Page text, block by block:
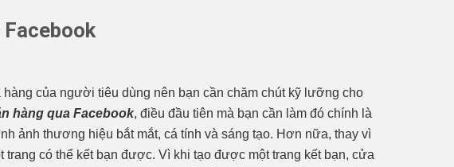
Facebook
của người tiêu dùng nên bạn cần chăm chút kỹ lưỡng cho
hàng qua Facebook, điều đầu tiên mà bạn cần làm đó chính là
ảnh thương hiệu bắt mắt, cá tính và sáng tạo. Hơn nữa, thay vì
trang có thể kết bạn được. Vì khi tạo được một trang kết bạn, cửa